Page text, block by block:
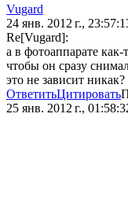
Vugard
24 янв. 2012 г.,
Re[Vugard]:
а в фотоаппарате
чтобы он сразу
это не зависит никак?
ОтветитьЦитировать
25 янв. 2012 г.,